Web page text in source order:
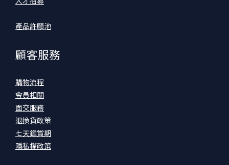
產品許願池
顧客服務
購物流程
會員相關
面交服務
退換貨政策
七天鑑賞期
隱私權政策